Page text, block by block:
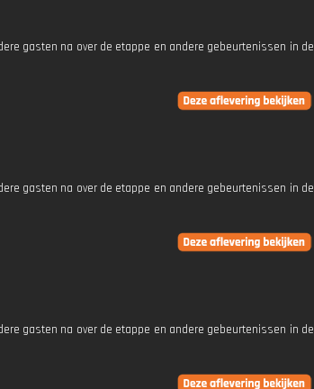
gasten na over de etappe en andere gebeurtenissen in de
gasten na over de etappe en andere gebeurtenissen in de
gasten na over de etappe en andere gebeurtenissen in de